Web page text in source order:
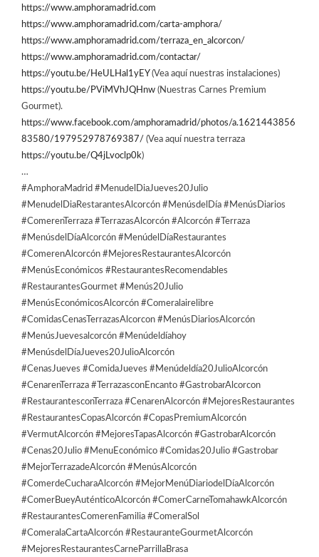
https://www.amphoramadrid.com
https://www.amphoramadrid.com/carta-amphora/
https://www.amphoramadrid.com/terraza_en_alcorcon/
https://www.amphoramadrid.com/contactar/
https://youtu.be/HeULHal1yEY(Vea aquí nuestras instalaciones)
https://youtu.be/PViMVhJQHnw (Nuestras Carnes Premium
Gourmet).
https://www.facebook.com/amphoramadrid/photos/a.1621443856
83580/197952978769387/ (Vea aquí nuestra terraza
https://youtu.be/Q4jLvoclp0k)
…
#AmphoraMadrid #MenudelDiaJueves20Julio
#MenudelDiaRestarantesAlcorcón #MenúsdelDía #MenúsDiarios
#ComerenTerraza #TerrazasAlcorcón #Alcorcón #Terraza
#MenúsdelDíaAlcorcón #MenúdelDíaRestaurantes
#ComerenAlcorcón #MejoresRestaurantesAlcorcón
#MenúsEconómicos #RestaurantesRecomendables
#RestaurantesGourmet #Menús20Julio
#MenúsEconómicosAlcorcón #Comeralairelibre
#ComidasCenasTerrazasAlcorcon #MenúsDiariosAlcorcón
#MenúsJuevesalcorcón #Menúdeldíahoy
#MenúsdelDíaJueves20JulioAlcorcón
#CenasJueves #ComidaJueves #Menúdeldía20JulioAlcorcón
#CenarenTerraza #TerrazasconEncanto #GastrobarAlcorcon
#RestaurantesconTerraza #CenarenAlcorcón #MejoresRestaurantes
#RestaurantesCopasAlcorcón #CopasPremiumAlcorcón
#VermutAlcorcón #MejoresTapasAlcorcón #GastrobarAlcorcón
#Cenas20Julio #MenuEconómico #Comidas20Julio #Gastrobar
#MejorTerrazadeAlcorcón #MenúsAlcorcón
#ComerdeCucharaAlcorcón #MejorMenúDiariodelDíaAlcorcón
#ComerBueyAuténticoAlcorcón #ComerCarneTomahawkAlcorcón
#RestaurantesComerenFamilia #ComeralSol
#ComeralaCartaAlcorcón #RestauranteGourmetAlcorcón
#MejoresRestaurantesCarneParrillaBrasa